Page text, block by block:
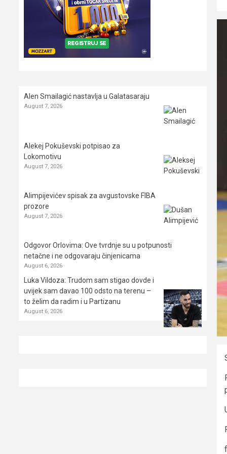
Alen Smailagić nastavlja u Galatasaraju
August 7, 2026
Alekej Pokuševski potpisao za
Lokomotivu
August 7, 2026
Alimpijevićev spisak za avgustovske FIBA
prozore
August 7, 2026
Odgovor Orlovima: ​Ove tvrdnje su u potpunosti
netačne i ne odgovaraju činjenicama
August 6, 2026
Luka Vildoza: Trudom sam stigao dovde i
uvijek sam davao 100 odsto na terenu –
to želim da radim i u Partizanu
August 6, 2026